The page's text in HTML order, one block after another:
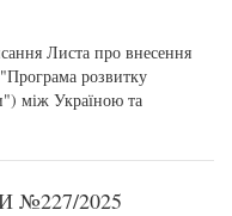
Листа про внесення
розвитку
між Україною та
№227/2025